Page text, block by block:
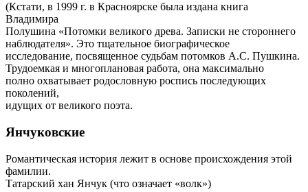
(Кстати, в 1999 г. в Красноярске была издана книга
Владимира
Полушина «Потомки великого древа. Записки не стороннего
наблюдателя». Это тщательное биографическое
исследование, посвященное судьбам потомков А.С. Пушкина.
Трудоемкая и многоплановая работа, она максимально
полно охватывает родословную роспись последующих
поколений,
идущих от великого поэта.
Янчуковские
Романтическая история лежит в основе происхождения этой
фамилии.
Татарский хан Янчук (что означает «волк»)